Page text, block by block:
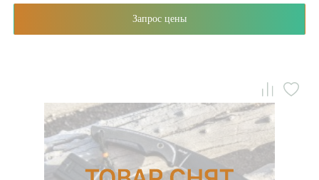
Запрос цены